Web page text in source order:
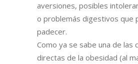
aversiones, posibles
o problemás digestivos que
padecer.
Como ya se sabe una de las
directas de la obesidad (al